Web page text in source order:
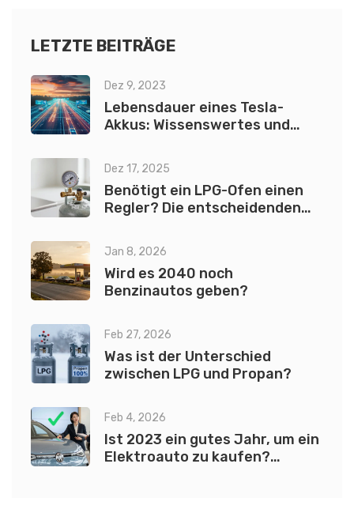
kann. Er richtet sich an potenzielle Käufer und Stakeholder
LETZTE BEITRÄGE
Dez 9, 2023
Lebensdauer eines Tesla-
Akkus: Wissenswertes und
Dez 17, 2025
Benötigt ein LPG-Ofen einen
Regler? Die entscheidenden
Jan 8, 2026
Wird es 2040 noch
Benzinautos geben?
Feb 27, 2026
Was ist der Unterschied
zwischen LPG und Propan?
Feb 4, 2026
Ist 2023 ein gutes Jahr, um ein
Elektroauto zu kaufen?